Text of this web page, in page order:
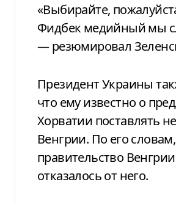
«Выбирайте,
Фидбек медийный мы
— резюмировал
Президент Украины
что ему известно о
Хорватии поставлять
Венгрии. По его словам,
правительство Венгрии
отказалось от него.